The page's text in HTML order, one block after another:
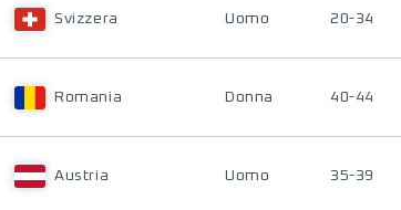
Svizzera Uomo 20-34
Romania Donna 40-44
Austria Uomo 35-39